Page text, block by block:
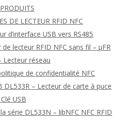
DE LECTEUR RFID NFC
d’interface USB vers RS485
de lecteur RFID NFC sans fil – μFR
Lecteur réseau
de confidentialité NFC
DL533R – Lecteur de carte à puce
USB
série DL533N – libNFC NFC RFID